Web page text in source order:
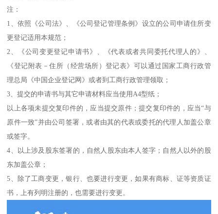
注：
1、依照《公司法》、《公司登记管理条例》设立的公司申请住所变
更登记适用本规范；
2、《公司变更登记申请书》、《代表或者共同委托代理人的》、
《登记附表－住所（经营场所）登记表》可以通过国家工商行政管
理总局《中国企业登记网》或者到工商行政管理领取；
3、提交的申请书与其它申请材料应当使用A4型纸；
以上各项未提交复印件的，应当提交原件；提交复印件的，应当“与
原件一致”并由公司签署，或者由其的代表或委托的代理人加盖公章
或签字。
4、以上涉及股东签署的，自然人股东由本人签字；自然人以外的股
东加盖公章；
5、除了工商变更，银行、也要进行变更，如果有商标、证等资质证
书，上有列明注册的，也需要进行变更。